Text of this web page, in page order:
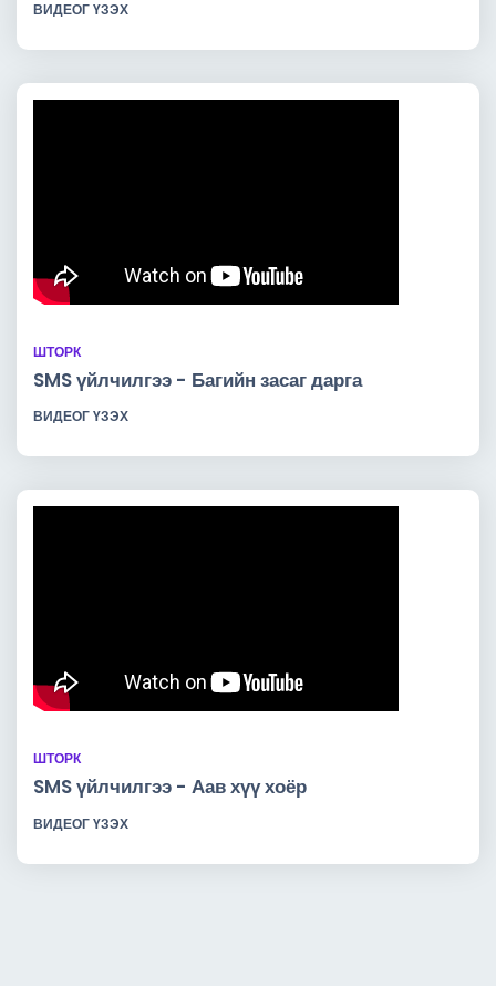
ВИДЕОГ ҮЗЭХ
ШТОРК
SMS үйлчилгээ - Багийн засаг дарга
ВИДЕОГ ҮЗЭХ
ШТОРК
SMS үйлчилгээ - Аав хүү хоёр
ВИДЕОГ ҮЗЭХ